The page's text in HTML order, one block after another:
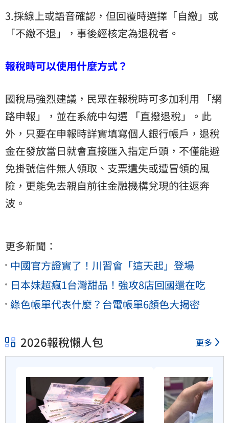
3.採線上或語音確認，但回覆時選擇「自繳」或
「不繳不退」，事後經核定為退稅者。
報稅時可以使用什麼方式？
國稅局強烈建議，民眾在報稅時可多加利用 「網
路申報」，並在系統中勾選 「直撥退稅」。此
外，只要在申報時詳實填寫個人銀行帳戶，退稅
金在發放當日就會直接匯入指定戶頭，不僅能避
免掛號信件無人領取、支票遺失或遭冒領的風
險，更能免去親自前往金融機構兌現的往返奔
波。
更多新聞：
中國官方證實了！川習會「這天起」登場
日本妹超瘋1台灣甜品！強攻8店回國還在吃
綠色帳單代表什麼？台電帳單6顏色大揭密
2026報稅懶人包 更多